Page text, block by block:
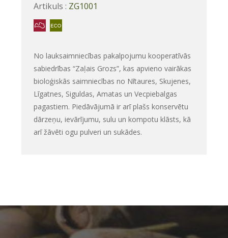
Artikuls : ZG1001
No lauksaimniecības pakalpojumu kooperatīvās
sabiedrības “Zaļais Grozs”, kas apvieno vairākas
bioloģiskās saimniecības no Nītaures, Skujenes,
Līgatnes, Siguldas, Amatas un Vecpiebalgas
pagastiem. Piedāvājumā ir arī plašs konservētu
dārzeņu, ievārījumu, sulu un kompotu klāsts, kā
arī žāvēti ogu pulveri un sukādes.